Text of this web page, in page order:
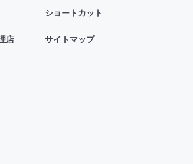
店
ショートカット
サイトマップ